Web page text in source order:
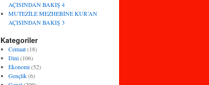
AÇISINDAN BAKIŞ 4
MUTEZİLE MEZHEBİNE KUR’AN
AÇISINDAN BAKIŞ 3
Kategoriler
Cemaat(18)
Dini(106)
Ekonomi(52)
Gençlik(6)